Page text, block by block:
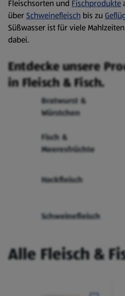
Fleischsorten und Fischprodukte
überSchweinefleisch bis zu
Süßwasser ist für viele
dabei.
Entdecke unsere
in Fleisch & Fisch.
Bratwurst &
Würstchen
Fisch &
Meeresfrüchte
Hackfleisch
Schweinefleisch
Alle Fleisch &